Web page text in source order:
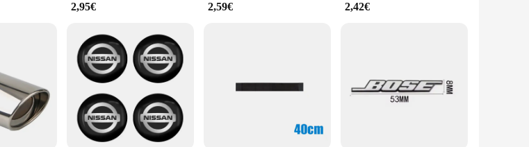
sleek design and modern style complement a variety of automotive interiors, offering a seamless integration
of vehicles. Whether you're looking to add a touch of luxury to your personal car or are a vendor seeking to
compact nature of these decorations makes them easy to transport and install, ensuring that they can be used in
2,95€ 2,59€ 2,42€